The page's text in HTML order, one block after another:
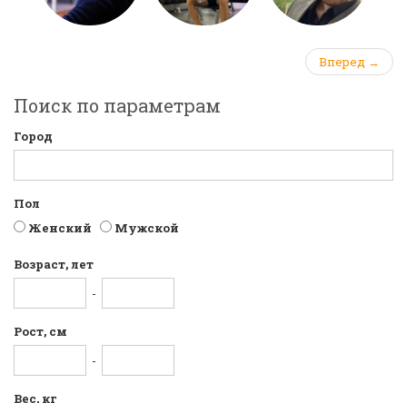
Вперед →
Поиск по параметрам
Город
Пол
Женский
Мужской
Возраст, лет
-
Рост, см
-
Вес, кг